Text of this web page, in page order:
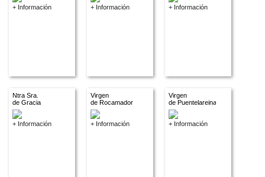
+ Información + Información + Información
Ntra Sra.
de Gracia
+ Información
Virgen
de Rocamador
+ Información
Virgen
de Puentelareina
+ Información